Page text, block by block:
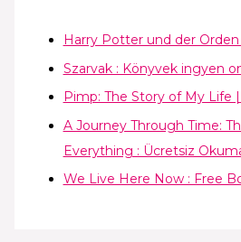
Harry Potter und der
Szarvak : Könyvek ingyen
Pimp: The Story of My Life
A Journey Through Time:
Everything : Ücretsiz Okuma
We Live Here Now : Free